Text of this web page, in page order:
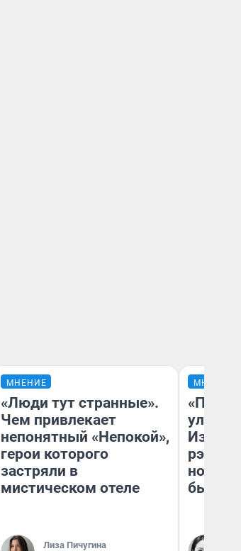
МНЕНИЕ
«Люди тут странные».
Чем привлекает
непонятный «Непокой»,
герои которого
застряли в
мистическом отеле
Лиза Пичугина
МНЕНИЕ
рэпер
было